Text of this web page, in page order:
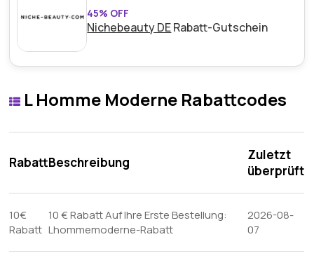
45% OFF
Nichebeauty DERabatt-Gutschein
L Homme Moderne Rabattcodes
RabattBeschreibung
Zuletzt
überprüft
10€
Rabatt
10 € Rabatt Auf Ihre Erste Bestellung:
Lhommemoderne-Rabatt
2026-08-
07